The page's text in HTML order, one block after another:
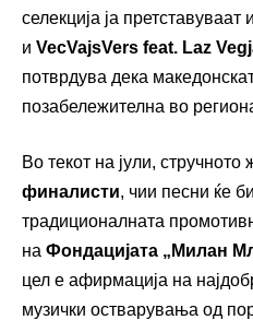
селекција ја претставуваат и
и VecVajsVers feat. Laz
потврдува дека
позабележителна во
Во текот на јули, стручното
финалисти, чии песни ќе
традиционалната
на Фондацијата „Милан
цел е афирмација на
музички остварувања од